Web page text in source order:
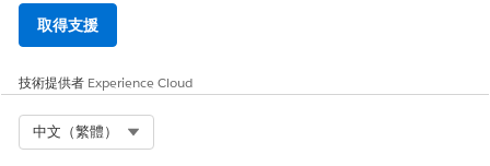
取得支援
技術提供者 Experience Cloud
中文（繁體）